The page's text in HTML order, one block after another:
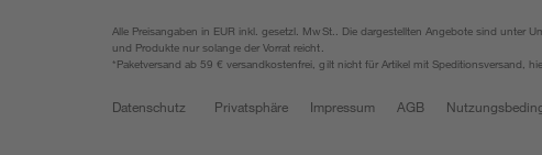
Alle Preisangaben in EUR inkl. gesetzl. MwSt.. Die dargestellten Angebote sind unter
und Produkte nur solange der Vorrat reicht.
*Paketversand ab 59 € versandkostenfrei, gilt nicht für Artikel mit Speditionsversand,
Datenschutz Privatsphäre Impressum AGB